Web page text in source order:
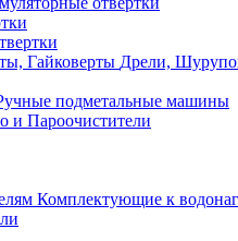
Дрели,
подметальные машины
и Пароочистители
Комплектующие к